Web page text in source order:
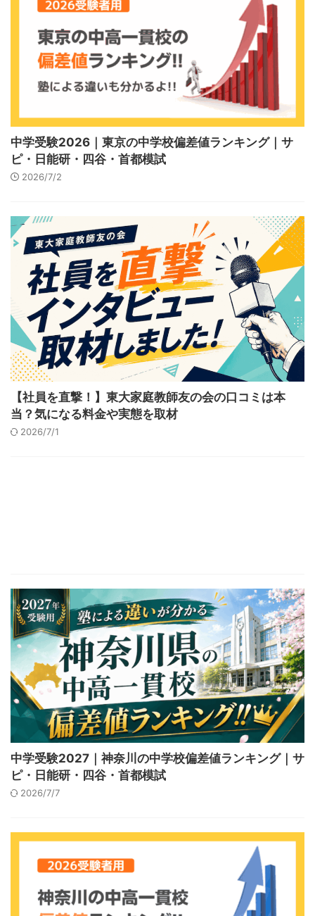
中学受験2026｜東京の中学校偏差値ランキング｜サ
ピ・日能研・四谷・首都模試
2026/7/2
【社員を直撃！】東大家庭教師友の会の口コミは本
当？気になる料金や実態を取材
2026/7/1
中学受験2027｜神奈川の中学校偏差値ランキング｜サ
ピ・日能研・四谷・首都模試
2026/7/7